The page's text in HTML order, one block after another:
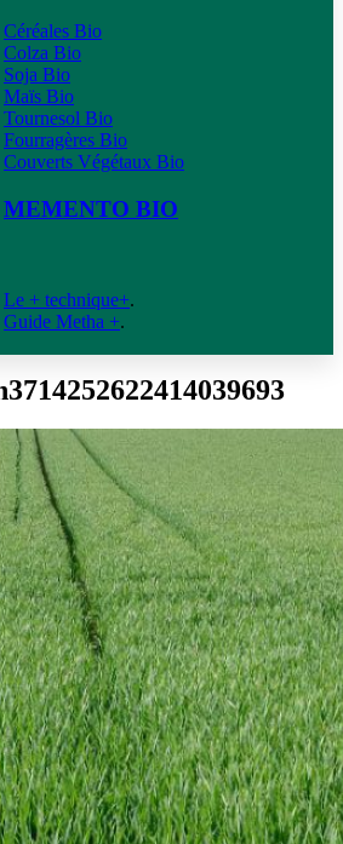
Céréales Bio
Colza Bio
Soja Bio
Maïs Bio
Tournesol Bio
Fourragères Bio
Couverts Végétaux Bio
MEMENTO BIO
Le + technique+.
Guide Metha +.